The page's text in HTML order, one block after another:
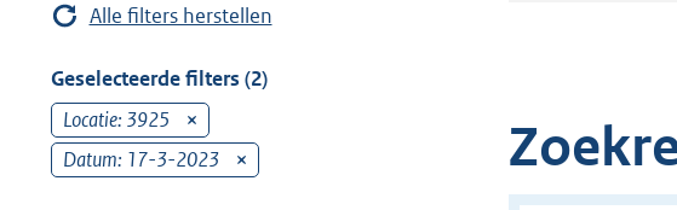
Alle filters herstellen
Geselecteerde filters (2)
Locatie: 3925
e
r
Datum: 17-3-2023